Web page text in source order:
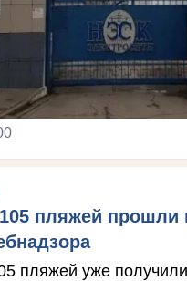
пляжей прошли
пляжей уже получили